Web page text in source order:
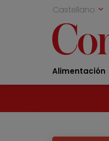
Castellano
Alimentación